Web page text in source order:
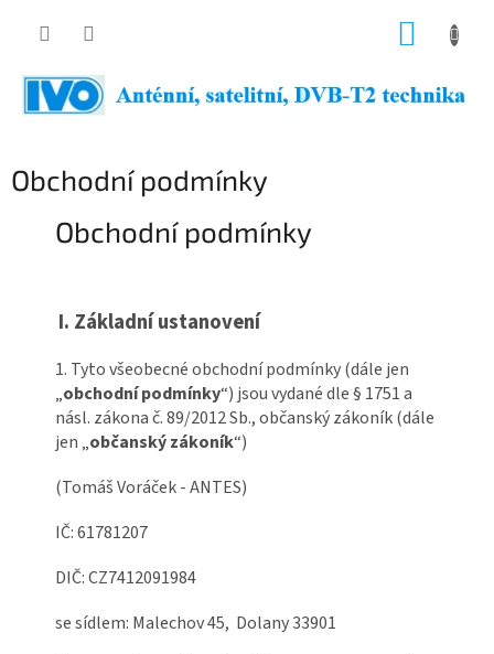
Obchodní podmínky
Obchodní podmínky
I. Základní ustanovení
1. Tyto všeobecné obchodní podmínky (dále jen
„obchodní podmínky“) jsou vydané dle § 1751 a
násl. zákona č. 89/2012 Sb., občanský zákoník (dále
jen „občanský zákoník“)
(Tomáš Voráček - ANTES)
IČ: 61781207
DIČ: CZ7412091984
se sídlem: Malechov 45, Dolany 33901